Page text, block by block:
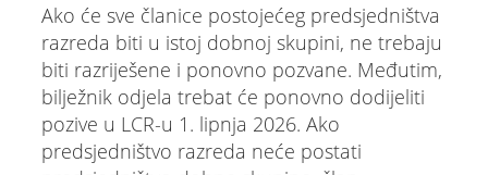
Ako će sve članice postojećeg predsjedništva
razreda biti u istoj dobnoj skupini, ne trebaju
biti razriješene i ponovno pozvane. Međutim,
bilježnik odjela trebat će ponovno dodijeliti
pozive u LCR-u 1. lipnja 2026. Ako
predsjedništvo razreda neće postati